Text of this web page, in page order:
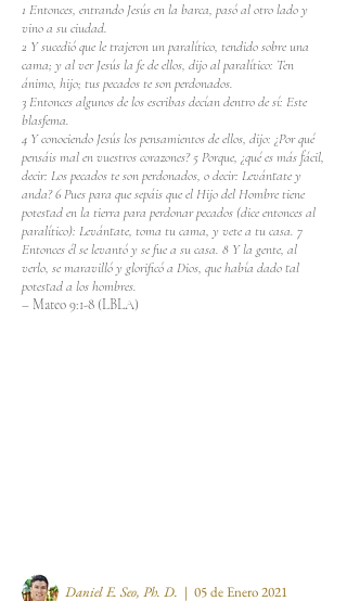
1 Entonces, entrando Jesús en la barca, pasó al otro lado y
vino a su ciudad.
2 Y sucedió que le trajeron un paralítico, tendido sobre una
cama; y al ver Jesús la fe de ellos, dijo al paralítico: Ten
ánimo, hijo; tus pecados te son perdonados.
3 Entonces algunos de los escribas decían dentro de sí: Este
blasfema.
4 Y conociendo Jesús los pensamientos de ellos, dijo: ¿Por qué
pensáis mal en vuestros corazones? 5 Porque, ¿qué es más fácil,
decir: Los pecados te son perdonados, o decir: Levántate y
anda? 6 Pues para que sepáis que el Hijo del Hombre tiene
potestad en la tierra para perdonar pecados (dice entonces al
paralítico): Levántate, toma tu cama, y vete a tu casa. 7
Entonces él se levantó y se fue a su casa. 8 Y la gente, al
verlo, se maravilló y glorificó a Dios, que había dado tal
potestad a los hombres.
– Mateo 9:1-8 (LBLA)
Daniel E. Seo, Ph. D. | 05 de Enero 2021